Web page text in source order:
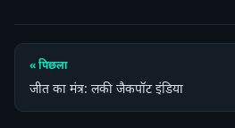
« पिछला
जीत का मंत्र: लकी जैकपॉट इंडिया